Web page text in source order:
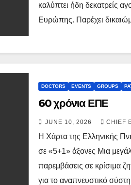
καλύπτει ήδη δεκατρείς
Ευρώπης. Παρέχει
DOCTORS EVENTS GROUPS
60 χρόνια ΕΠΕ
JUNE 10, 2026 CHIEF
H Χάρτα της Ελληνικής
σε «5+1» άξονες Μια
παρεμβάσεις σε κρίσιμα
για το αναπνευστικό